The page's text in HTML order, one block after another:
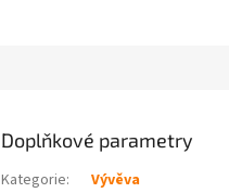
Doplňkové parametry
Kategorie:
Vývěva